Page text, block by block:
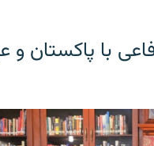
با پاکستان و